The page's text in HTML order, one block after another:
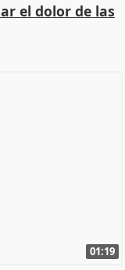
el dolor de las
01:19